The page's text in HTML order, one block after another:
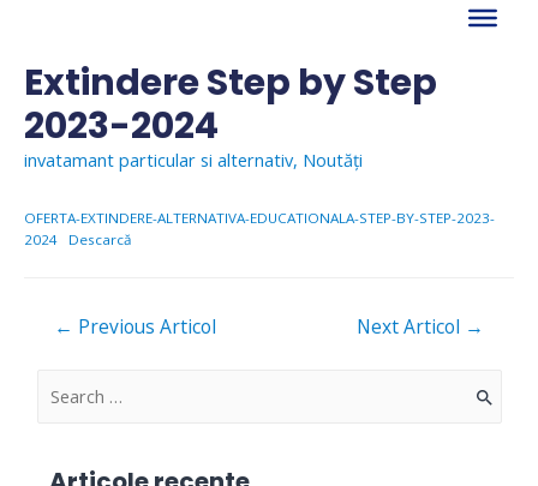
contentExtindere Step by Step
2023-2024
invatamant particular si alternativ, Noutăți
OFERTA-EXTINDERE-ALTERNATIVA-EDUCATIONALA-STEP-BY-STEP-2023-
2024
Descarcă
Navigare
← Previous Articol Next Articol →
S